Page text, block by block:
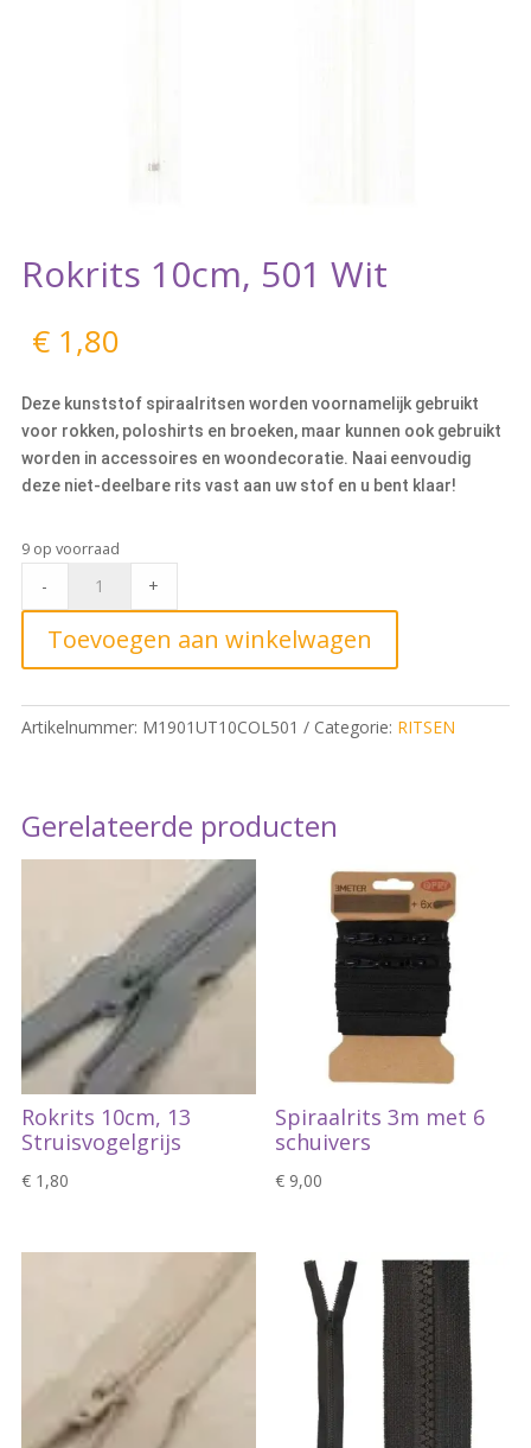
Rokrits 10cm, 501 Wit
€1,80
Deze kunststof spiraalritsen worden voornamelijk gebruikt
voor rokken, poloshirts en broeken, maar kunnen ook gebruikt
worden in accessoires en woondecoratie. Naai eenvoudig
deze niet-deelbare rits vast aan uw stof en u bent klaar!
9 op voorraad
- +
Toevoegen aan winkelwagen
Artikelnummer: M1901UT10COL501 Categorie: RITSEN
Gerelateerde producten
Rokrits 10cm, 13
Struisvogelgrijs
€1,80
Spiraalrits 3m met 6
schuivers
€ 9,00